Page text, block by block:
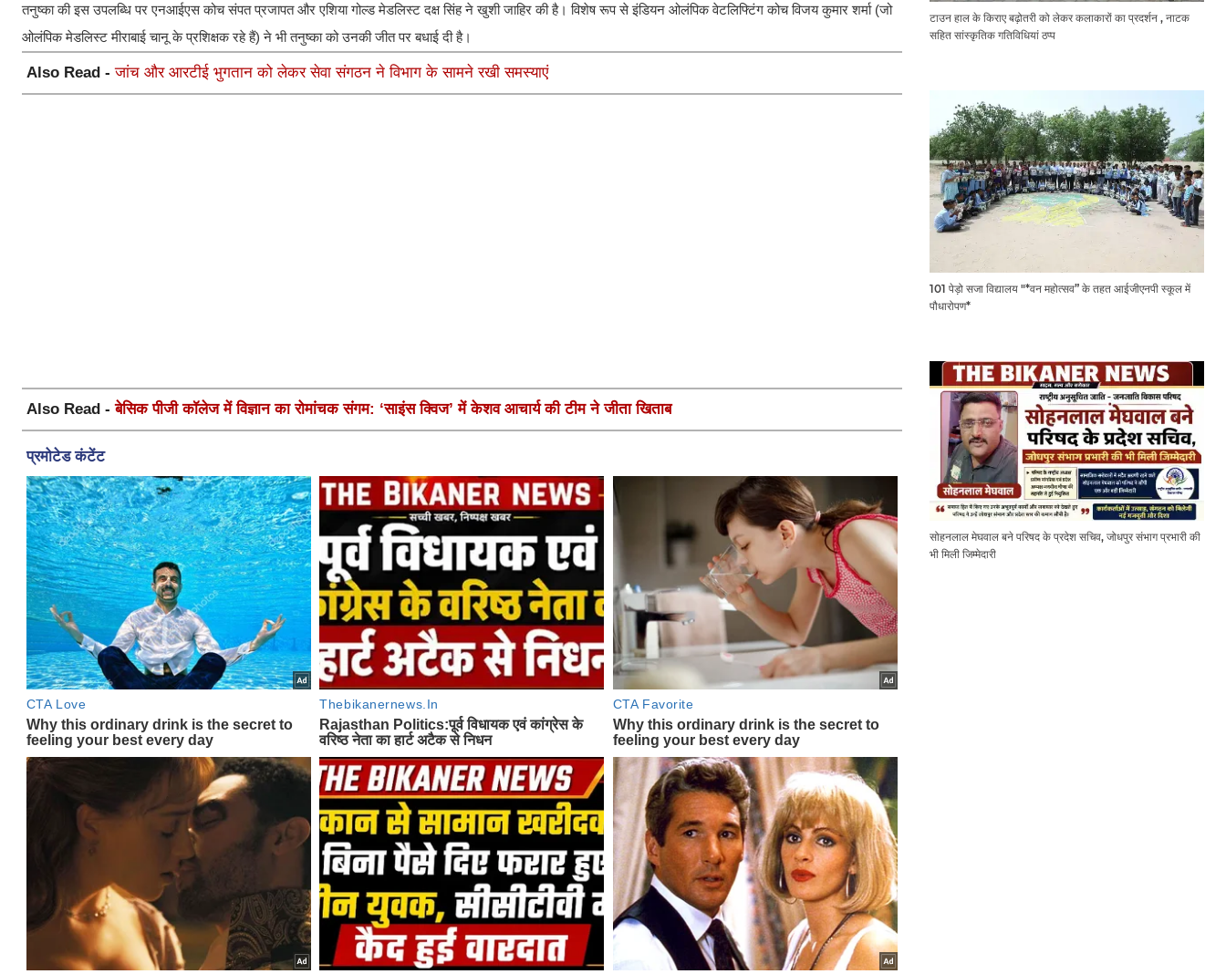
तनुष्का की इस उपलब्धि पर एनआईएस कोच संपत प्रजापत और एशिया गोल्ड मेडलिस्ट दक्ष सिंह ने खुशी जाहिर की है। विशेष रूप से इंडियन ओलंपिक वेटलिफ्टिंग कोच विजय कुमार शर्मा (जो
ओलंपिक मेडलिस्ट मीराबाई चानू के प्रशिक्षक रहे हैं) ने भी तनुष्का को उनकी जीत पर बधाई दी है।​
Also Read -जांच और आरटीई भुगतान को लेकर सेवा संगठन ने विभाग के सामने रखी समस्याएं
Also Read -बेसिक पीजी कॉलेज में विज्ञान का रोमांचक संगम: ‘साइंस क्विज’ में केशव आचार्य की टीम ने जीता खिताब
टाउन हाल के किराए बढ़ोतरी को लेकर कलाकारों का प्रदर्शन , नाटक
सहित सांस्कृतिक गतिविधियां ठप्प
101 पेड़ो सजा विद्यालय "*वन महोत्सव” के तहत आईजीएनपी स्कूल में
पौधारोपण*
सोहनलाल मेघवाल बने परिषद के प्रदेश सचिव, जोधपुर संभाग प्रभारी की
भी मिली जिम्मेदारी